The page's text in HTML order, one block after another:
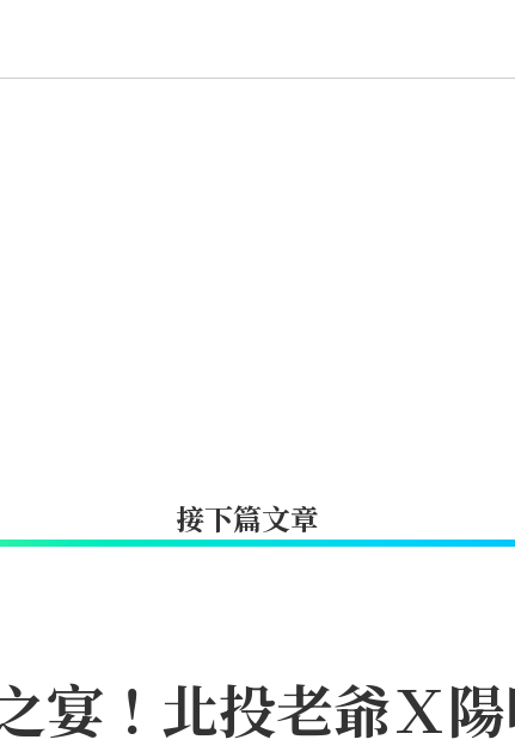
接下篇文章
宴！北投老爺Ｘ